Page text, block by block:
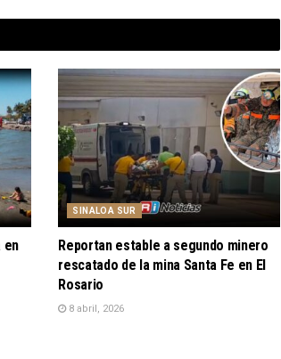
en
SINALOA SUR
Reportan estable a segundo minero
rescatado de la mina Santa Fe en El
Rosario
8 abril, 2026